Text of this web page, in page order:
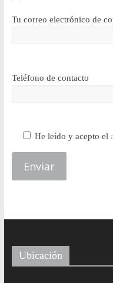
Tu correo electrónico de
Teléfono de contacto
He leído y acepto el
Ubicación